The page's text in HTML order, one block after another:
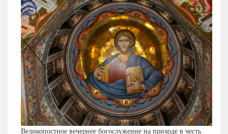
Великопостное вечернее богослужение на приходе в честь